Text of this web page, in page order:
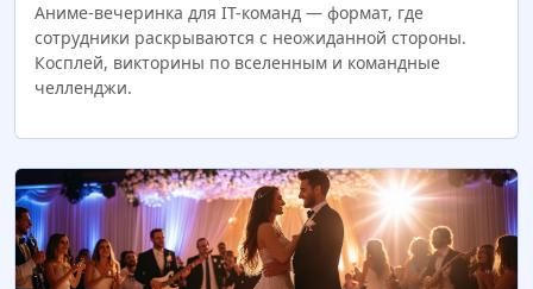
Аниме-вечеринка для IT-команд — формат, где
сотрудники раскрываются с неожиданной стороны.
Косплей, викторины по вселенным и командные
челленджи.